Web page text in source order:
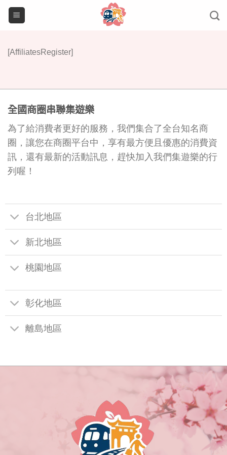
Skip
[AffiliatesRegister]
全國商圈串聯集遊樂
為了給消費者更好的服務，我們集合了全台知名商
圈，讓您在商圈平台中，享有最方便且優惠的消費資
訊，還有最新的活動訊息，趕快加入我們集遊樂的行
列喔！
台北地區
新北地區
桃園地區
彰化地區
離島地區